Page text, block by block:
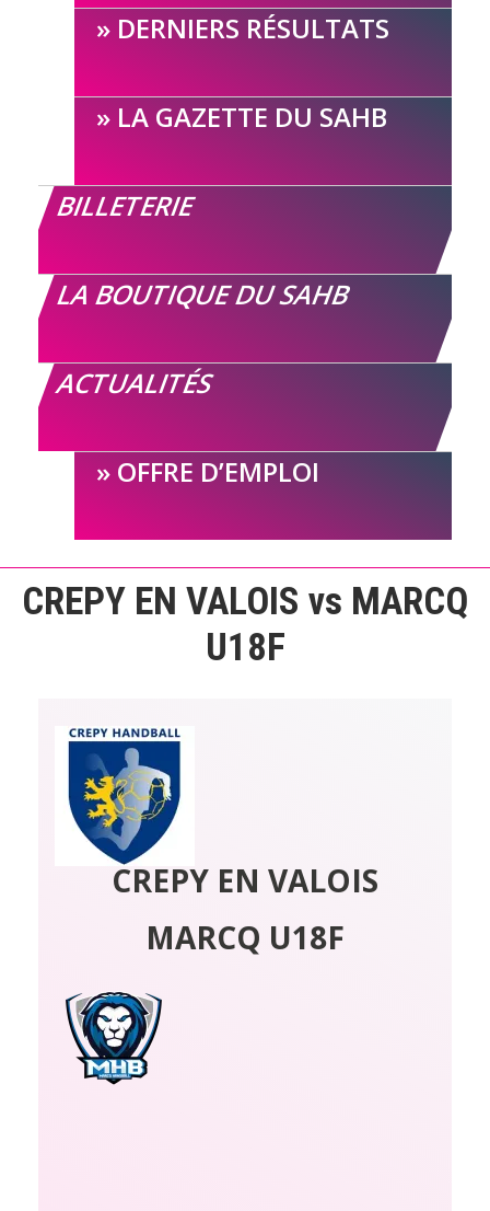
DERNIERS RÉSULTATS
LA GAZETTE DU SAHB
BILLETERIE
LA BOUTIQUE DU SAHB
ACTUALITÉS
OFFRE D’EMPLOI
CREPY EN VALOIS vs MARCQ
U18F
CREPY EN VALOIS
MARCQ U18F